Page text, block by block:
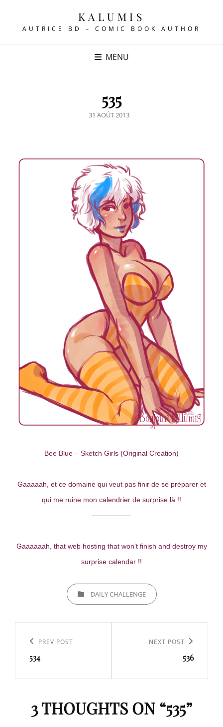
KALUMIS
AUTRICE BD – COMIC BOOK AUTHOR
MENU
535
POSTED
31 AOÛT 2013
Bee Blue – Sketch Girls (Original Creation)
Gaaaaah, et ce domaine qui veut pas finir de se préparer et
qui me ruine mon calendrier de surprise là !!
—————–
Gaaaaaah, that web hosting that won’t finish and destroy my
surprise calendar !!
CATEGORIESDAILY CHALLENGE
l’article
Previous
Post
PREV POST
534
NEXT POST
536
3 THOUGHTS ON “535”